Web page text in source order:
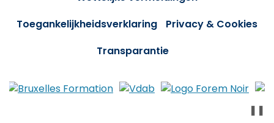
Toegankelijkheidsverklaring
Privacy & Cookies
Transparantie
❚❚